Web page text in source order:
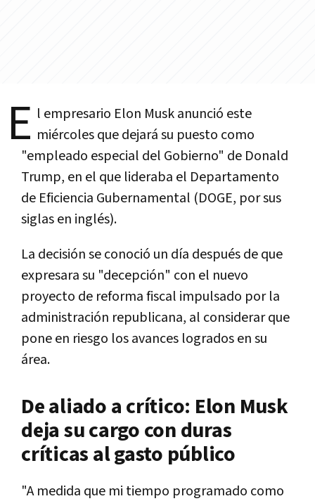
E l empresario Elon Musk anunció este
miércoles que dejará su puesto como
"empleado especial del Gobierno" de Donald
Trump, en el que lideraba el Departamento
de Eficiencia Gubernamental (DOGE, por sus
siglas en inglés).
La decisión se conoció un día después de que
expresara su "decepción" con el nuevo
proyecto de reforma fiscal impulsado por la
administración republicana, al considerar que
pone en riesgo los avances logrados en su
área.
De aliado a crítico: Elon Musk
deja su cargo con duras
críticas al gasto público
"A medida que mi tiempo programado como